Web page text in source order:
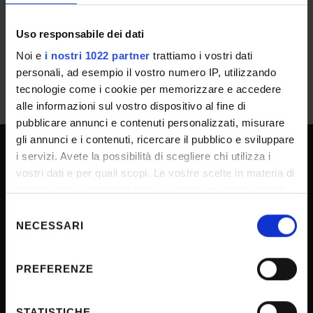
Uso responsabile dei dati
Noi e i nostri 1022 partner trattiamo i vostri dati
personali, ad esempio il vostro numero IP, utilizzando
tecnologie come i cookie per memorizzare e accedere
alle informazioni sul vostro dispositivo al fine di
pubblicare annunci e contenuti personalizzati, misurare
gli annunci e i contenuti, ricercare il pubblico e sviluppare
i servizi. Avete la possibilità di scegliere chi utilizza i
vostri dati e per quali scopi. Le vostre scelte in materia di
modificare o revocare il proprio consenso in qualsiasi
momento dalla Dichiarazione sui cookie o facendo clic
raccogliere informazioni sulla tua posizione
delNECESSARI
PREFERENZE
UNIVERSITY SERVICES
Transparency
Job vacancies